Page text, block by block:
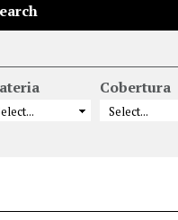
Cobertura